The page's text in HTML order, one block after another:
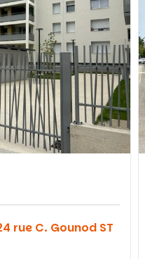
rue C. Gounod ST